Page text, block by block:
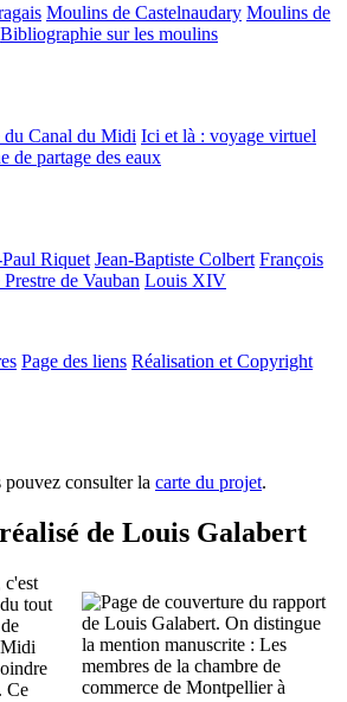
Moulins de Castelnaudary Moulins de
Bibliographie sur les moulins
du Canal du Midi Ici et là : voyage virtuel
de partage des eaux
Riquet Jean-Baptiste Colbert François
de Vauban Louis XIV
Page des liens Réalisation et Copyright
consulter la carte du projet.
de Louis Galabert
c'est
tout
Ce